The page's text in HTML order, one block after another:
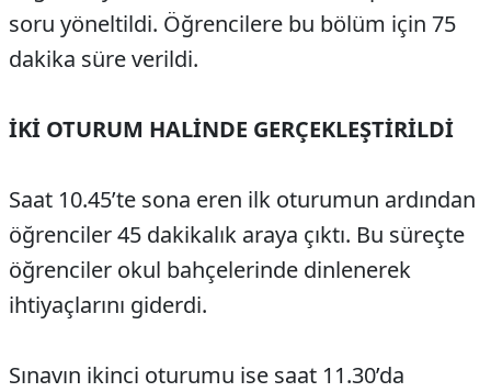
soru yöneltildi. Öğrencilere bu bölüm için 75
dakika süre verildi.
İKİ OTURUM HALİNDE GERÇEKLEŞTİRİLDİ
Saat 10.45’te sona eren ilk oturumun ardından
öğrenciler 45 dakikalık araya çıktı. Bu süreçte
öğrenciler okul bahçelerinde dinlenerek
ihtiyaçlarını giderdi.
Sınavın ikinci oturumu ise saat 11.30’da